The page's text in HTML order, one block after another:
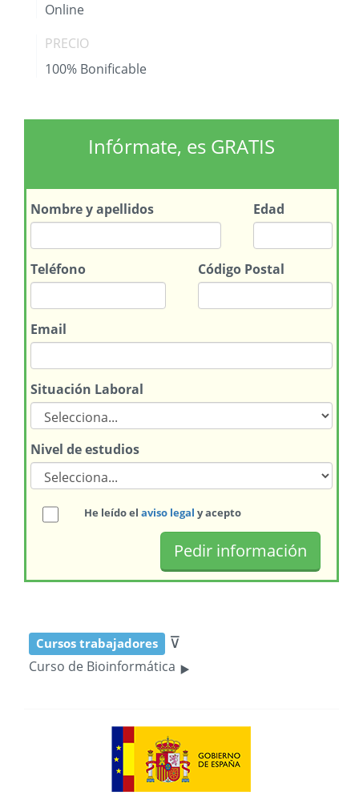
Online
PRECIO
100% Bonificable
Infórmate, es GRATIS
Nombrey apellidos Edad
Teléfono Código Postal
Email
Situación Laboral
Nivel de estudios
He leído el aviso legal y acepto
Cursos trabajadores ⊽
Curso de Bioinformática ‣